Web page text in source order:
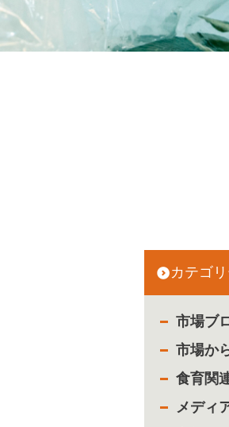
カテゴ
市場ブ
市場か
食育関
メディ